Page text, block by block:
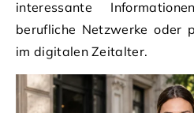
interessante
berufliche Netzwerke oder
im digitalen Zeitalter.